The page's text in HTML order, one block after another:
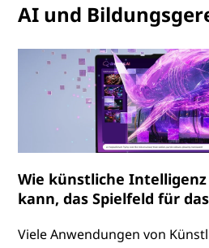
AI und
Wie künstliche
kann, das Spielfeld für
Viele Anwendungen von